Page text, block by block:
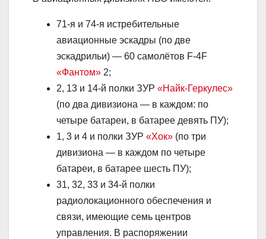
71-я и 74-я истребительные
авиационные эскадры (по две
эскадрильи) — 60 самолётов F-4F
«Фантом» 2;
2, 13 и 14-й полки ЗУР «Найк-Геркулес»
(по два дивизиона — в каждом: по
четыре батареи, в батарее девять ПУ);
1, 3 и 4 и полки ЗУР «Хок» (по три
дивизиона — в каждом по четыре
батареи, в батарее шесть ПУ);
31, 32, 33 и 34-й полки
радиолокационного обеспечения и
связи, имеющие семь центров
управления. В распоряжении